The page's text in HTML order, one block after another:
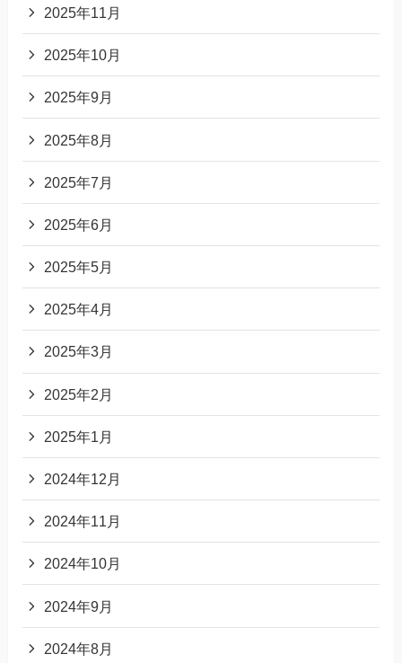
2025年11月
2025年10月
2025年9月
2025年8月
2025年7月
2025年6月
2025年5月
2025年4月
2025年3月
2025年2月
2025年1月
2024年12月
2024年11月
2024年10月
2024年9月
2024年8月